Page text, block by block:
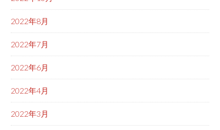
2022年8月
2022年7月
2022年6月
2022年4月
2022年3月